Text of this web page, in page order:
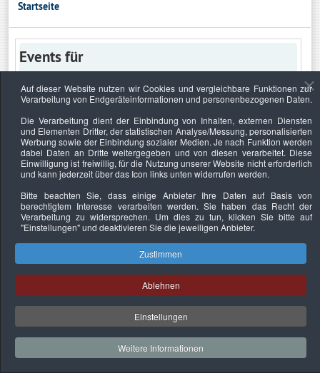
Startseite
Events für
Keine Termine
Datenschutzerklärung Urheberrechtsnachweise Nachhaltigkeit
Copyright © 2026. Bundesverband Deutscher
Sachverständiger und Fachgutachter e.V..
Auf dieser Website nutzen wir Cookies und vergleichbare Funktionen zur
Verarbeitung von Endgeräteinformationen und personenbezogenen Daten.
Die Verarbeitung dient der Einbindung von Inhalten, externen Diensten
und Elementen Dritter, der statistischen Analyse/Messung, personalisierten
Werbung sowie der Einbindung sozialer Medien. Je nach Funktion werden
dabei Daten an Dritte weitergegeben und von diesen verarbeitet. Diese
Einwilligung ist freiwillig, für die Nutzung unserer Website nicht erforderlich
und kann jederzeit über das Icon links unten widerrufen werden.
Bitte beachten Sie, dass einige Anbieter Ihre Daten auf Basis von
berechtigtem Interesse verarbeiten werden. Sie haben das Recht der
Verarbeitung zu widersprechen. Um dies zu tun, klicken Sie bitte auf
"Einstellungen"und deaktivieren Sie die jeweiligen Anbieter.
Zustimmen
Ablehnen
Einstellungen
Weitere Informationen